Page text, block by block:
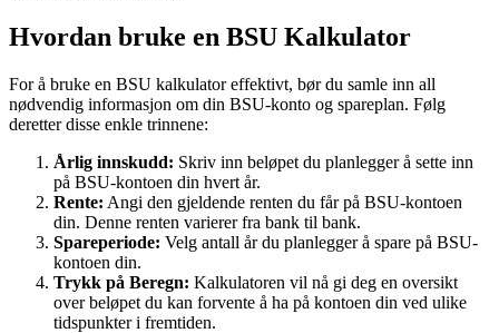
Hvordan bruke en BSU Kalkulator
For å bruke en BSU kalkulator effektivt, bør du samle inn all
nødvendig informasjon om din BSU-konto og spareplan. Følg
deretter disse enkle trinnene:
Årlig innskudd: Skriv inn beløpet du planlegger å sette inn
på BSU-kontoen din hvert år.
Rente: Angi den gjeldende renten du får på BSU-kontoen
din. Denne renten varierer fra bank til bank.
Spareperiode: Velg antall år du planlegger å spare på BSU-
kontoen din.
Trykk på Beregn: Kalkulatoren vil nå gi deg en oversikt
over beløpet du kan forvente å ha på kontoen din ved ulike
tidspunkter i fremtiden.